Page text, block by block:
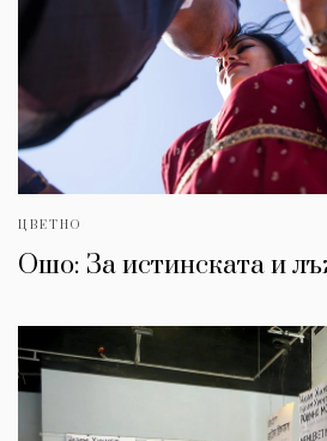
ЦВЕТНО
Ошо: За истинската и